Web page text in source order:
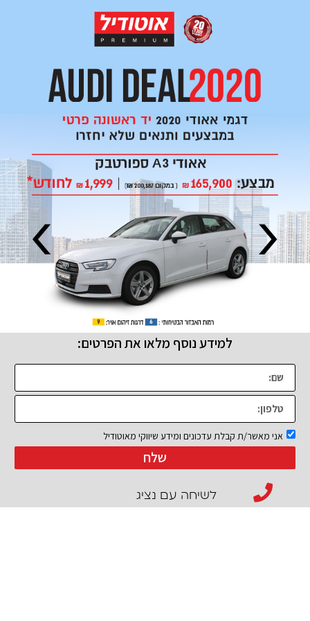
למידע נוסף מלאו את הפרטים:
אני מאשר/ת קבלת עדכונים ומידע שיווקי מאוטודיל
שלח
לשיחה עם נציג